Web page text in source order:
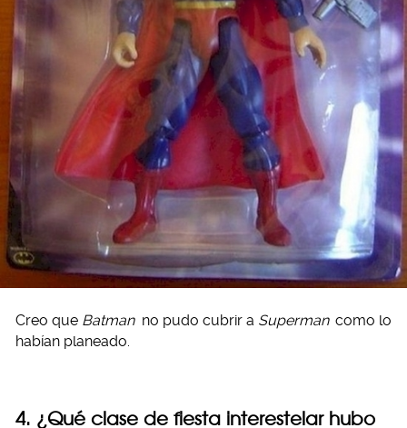
Creo que Batman no pudo cubrir a Superman como lo
habían planeado.
4. ¿Qué clase de fiesta interestelar hubo